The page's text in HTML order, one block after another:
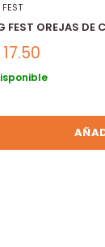
FEST OREJAS DE